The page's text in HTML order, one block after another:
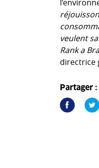
veulent
Rank a
directrice
Partager :